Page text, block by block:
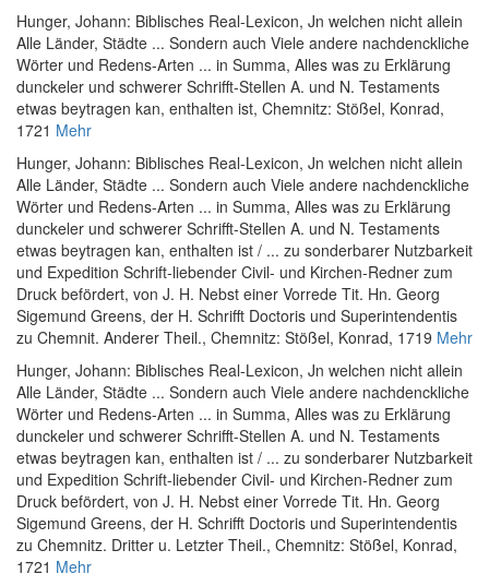
Hunger, Johann: Biblisches Real-Lexicon, Jn welchen nicht allein
Alle Länder, Städte ... Sondern auch Viele andere nachdenckliche
Wörter und Redens-Arten ... in Summa, Alles was zu Erklärung
dunckeler und schwerer Schrifft-Stellen A. und N. Testaments
etwas beytragen kan, enthalten ist, Chemnitz: Stößel, Konrad,
1721 Mehr
Hunger, Johann: Biblisches Real-Lexicon, Jn welchen nicht allein
Alle Länder, Städte ... Sondern auch Viele andere nachdenckliche
Wörter und Redens-Arten ... in Summa, Alles was zu Erklärung
dunckeler und schwerer Schrifft-Stellen A. und N. Testaments
etwas beytragen kan, enthalten ist / ... zu sonderbarer Nutzbarkeit
und Expedition Schrift-liebender Civil- und Kirchen-Redner zum
Druck befördert, von J. H. Nebst einer Vorrede Tit. Hn. Georg
Sigemund Greens, der H. Schrifft Doctoris und Superintendentis
zu Chemnit. Anderer Theil., Chemnitz: Stößel, Konrad, 1719 Mehr
Hunger, Johann: Biblisches Real-Lexicon, Jn welchen nicht allein
Alle Länder, Städte ... Sondern auch Viele andere nachdenckliche
Wörter und Redens-Arten ... in Summa, Alles was zu Erklärung
dunckeler und schwerer Schrifft-Stellen A. und N. Testaments
etwas beytragen kan, enthalten ist / ... zu sonderbarer Nutzbarkeit
und Expedition Schrift-liebender Civil- und Kirchen-Redner zum
Druck befördert, von J. H. Nebst einer Vorrede Tit. Hn. Georg
Sigemund Greens, der H. Schrifft Doctoris und Superintendentis
zu Chemnitz. Dritter u. Letzter Theil., Chemnitz: Stößel, Konrad,
1721 Mehr